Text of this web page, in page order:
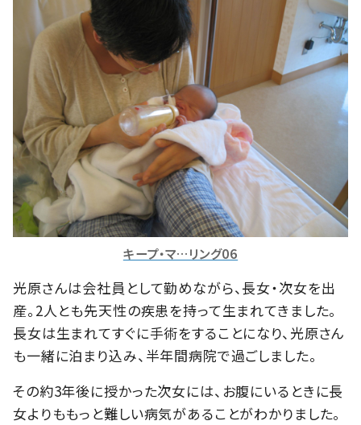
キープ・マ…リング06
光原さんは会社員として勤めながら、長女・次女を出
産。2人とも先天性の疾患を持って生まれてきました。
長女は生まれてすぐに手術をすることになり、光原さん
も一緒に泊まり込み、半年間病院で過ごしました。
その約3年後に授かった次女には、お腹にいるときに長
女よりももっと難しい病気があることがわかりました。